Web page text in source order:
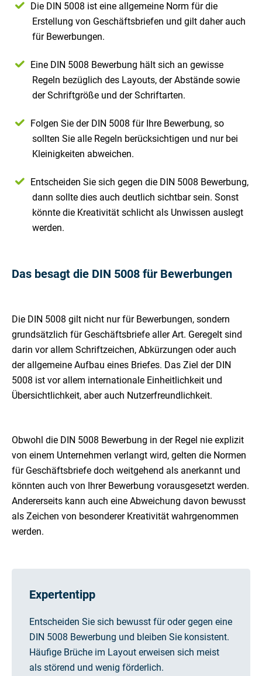
Die DIN 5008 ist eine allgemeine Norm für die
Erstellung von Geschäftsbriefen und gilt daher auch
für Bewerbungen.
Eine DIN 5008 Bewerbung hält sich an gewisse
Regeln bezüglich des Layouts, der Abstände sowie
der Schriftgröße und der Schriftarten.
Folgen Sie der DIN 5008 für Ihre Bewerbung, so
sollten Sie alle Regeln berücksichtigen und nur bei
Kleinigkeiten abweichen.
Entscheiden Sie sich gegen die DIN 5008 Bewerbung,
dann sollte dies auch deutlich sichtbar sein. Sonst
könnte die Kreativität schlicht als Unwissen auslegt
werden.
Das besagt die DIN 5008 für Bewerbungen
Die DIN 5008 gilt nicht nur für Bewerbungen, sondern
grundsätzlich für Geschäftsbriefe aller Art. Geregelt sind
darin vor allem Schriftzeichen, Abkürzungen oder auch
der allgemeine Aufbau eines Briefes. Das Ziel der DIN
5008 ist vor allem internationale Einheitlichkeit und
Übersichtlichkeit, aber auch Nutzerfreundlichkeit.
Obwohl die DIN 5008 Bewerbung in der Regel nie explizit
von einem Unternehmen verlangt wird, gelten die Normen
für Geschäftsbriefe doch weitgehend als anerkannt und
könnten auch von Ihrer Bewerbung vorausgesetzt werden.
Andererseits kann auch eine Abweichung davon bewusst
als Zeichen von besonderer Kreativität wahrgenommen
werden.
Expertentipp
Entscheiden Sie sich bewusst für oder gegen eine
DIN 5008 Bewerbung und bleiben Sie konsistent.
Häufige Brüche im Layout erweisen sich meist
als störend und wenig förderlich.